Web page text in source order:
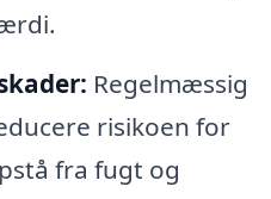
Regelmæssig
risikoen for
fra fugt og